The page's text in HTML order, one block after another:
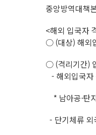
중앙방역대책
<해외 입국자
○ (대상) 해외
○ (격리기간)
- 해외입국
* 남아공·탄
- 단기체류